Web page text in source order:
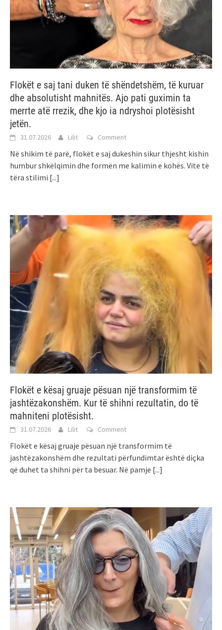
Flokët e saj tani duken të shëndetshëm, të kuruar
dhe absolutisht mahnitës. Ajo pati guximin ta
merrte atë rrezik, dhe kjo ia ndryshoi plotësisht
jetën.
31.07.2026 Lilit Comment
Në shikim të parë, flokët e saj dukeshin sikur thjesht kishin
humbur shkëlqimin dhe formën me kalimin e kohës. Vite të
tëra stilimi [...]
Flokët e kësaj gruaje pësuan një transformim të
jashtëzakonshëm. Kur të shihni rezultatin, do të
mahniteni plotësisht.
31.07.2026 Lilit Comment
Flokët e kësaj gruaje pësuan një transformim të
jashtëzakonshëm dhe rezultati përfundimtar është diçka
që duhet ta shihni për ta besuar. Në pamje [...]